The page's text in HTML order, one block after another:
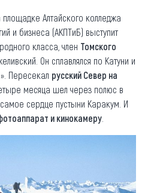
Алтайского колледжа
и бизнеса (АКПТиБ) выступит
класса, член Томского
Он сплавлялся по Катуни и
Пересекал русский Север на
месяца шел через полюс в
сердце пустыни Каракум. И
и кинокамеру